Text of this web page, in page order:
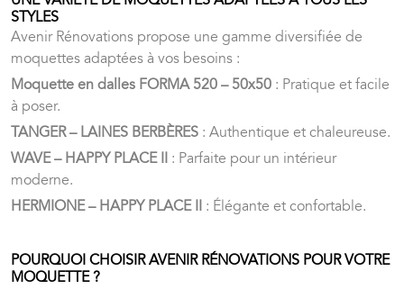
STYLES
Avenir Rénovations propose une gamme diversifiée de
moquettes adaptées à vos besoins :
Moquette en dalles FORMA 520 – 50x50 : Pratique et facile
à poser.
TANGER – LAINES BERBÈRES : Authentique et chaleureuse.
WAVE – HAPPY PLACE II : Parfaite pour un intérieur
moderne.
HERMIONE – HAPPY PLACE II : Élégante et confortable.
POURQUOI CHOISIR AVENIR RÉNOVATIONS POUR VOTRE
MOQUETTE ?